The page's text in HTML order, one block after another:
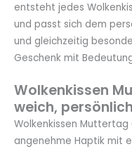
entsteht jedes
und passt sich dem
und gleichzeitig
Geschenk mit
Wolkenkissen
weich,
Wolkenkissen
angenehme Haptik mit